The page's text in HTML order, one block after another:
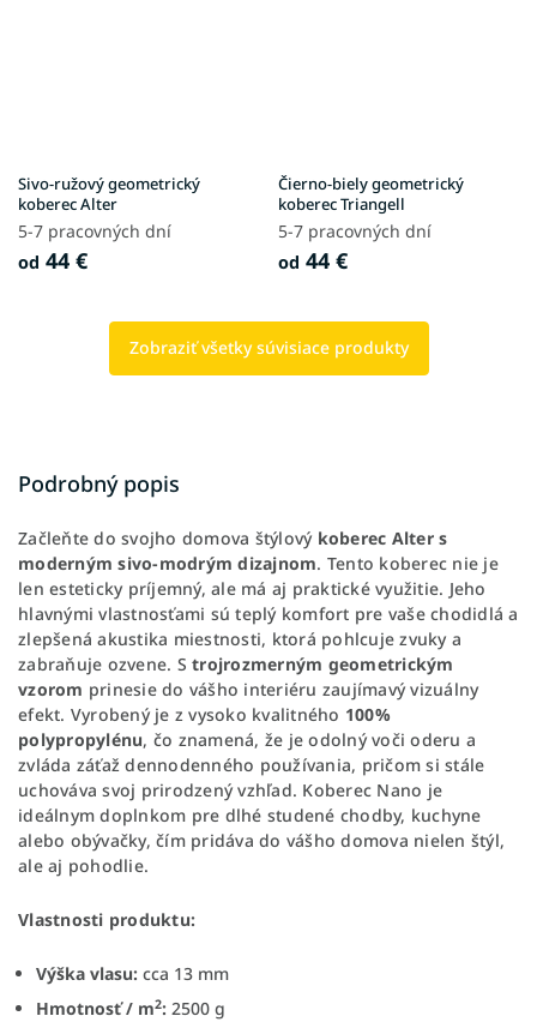
Sivo-ružový geometrický
koberec Alter
5-7 pracovných dní
od 44 €
Čierno-biely geometrický
koberec Triangell
5-7 pracovných dní
od 44 €
Zobraziť všetky súvisiace produkty
Podrobný popis
Začleňte do svojho domova štýlový koberec Alter s
moderným sivo-modrým dizajnom. Tento koberec nie je
len esteticky príjemný, ale má aj praktické využitie. Jeho
hlavnými vlastnosťami sú teplý komfort pre vaše chodidlá a
zlepšená akustika miestnosti, ktorá pohlcuje zvuky a
zabraňuje ozvene. S trojrozmerným geometrickým
vzorom prinesie do vášho interiéru zaujímavý vizuálny
efekt. Vyrobený je z vysoko kvalitného 100%
polypropylénu, čo znamená, že je odolný voči oderu a
zvláda záťaž dennodenného používania, pričom si stále
uchováva svoj prirodzený vzhľad. Koberec Nano je
ideálnym doplnkom pre dlhé studené chodby, kuchyne
alebo obývačky, čím pridáva do vášho domova nielen štýl,
ale aj pohodlie.
Vlastnosti produktu:
Výška vlasu: cca 13 mm
Hmotnosť / m2: 2500 g